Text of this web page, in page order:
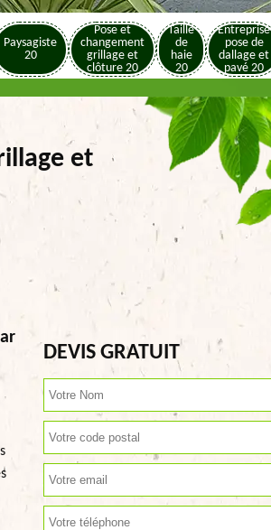
Paysagiste
20
Pose et
changement
grillage et
clôture 20
Taille
de
haie
20
Entreprise
pose de
dallage et
pavé 20
et
DEVIS GRATUIT